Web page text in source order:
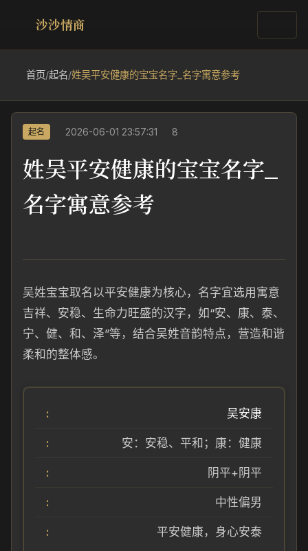
沙沙情商
首页/起名/姓吴平安健康的宝宝名字_名字寓意参考
起名 2026-06-01 23:57:31 8
姓吴平安健康的宝宝名字_
名字寓意参考
吴姓宝宝取名以平安健康为核心，名字宜选用寓意
吉祥、安稳、生命力旺盛的汉字，如“安、康、泰、
宁、健、和、泽”等，结合吴姓音韵特点，营造和谐
柔和的整体感。
吴安康
安：安稳、平和；康：健康
阴平+阴平
中性偏男
平安健康，身心安泰